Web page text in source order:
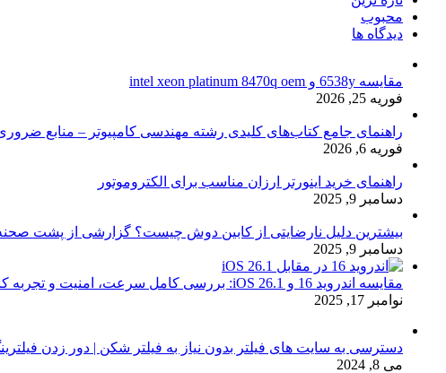
محبوب
دیدگاه ها
مقایسه 6538y و intel xeon platinum 8470q oem
فوریه 25, 2026
راهنمای جامع کتاب‌های کلیدی رشته مهندسی کامپیوتر – منابع
فوریه 6, 2026
راهنمای خرید اینورتر ارزان مناسب برای الکتروموتور
دسامبر 9, 2025
بیشترین دلیل نارضایتی از کابین دوش چیست؟ گزارشی از پشت
دسامبر 9, 2025
مقایسه اندروید 16 و iOS 26.1: بررسی کامل سرعت، امنیت و تجربه کاربری
نوامبر 17, 2025
دسترسی به سایت های فیلتر بدون نیاز به فیلتر شکن | دور زدن
می 8, 2024